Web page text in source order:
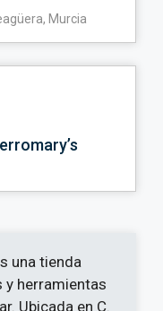
Murcia
una tienda
y herramientas
Ubicada en C.